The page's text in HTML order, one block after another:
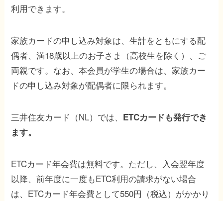
利用できます。
家族カードの申し込み対象は、生計をともにする配
偶者、満18歳以上のお子さま（高校生を除く）、ご
両親です。なお、本会員が学生の場合は、家族カー
ドの申し込み対象が配偶者に限られます。
三井住友カード（NL）では、 ETCカードも発行でき
ます。
ETCカード年会費は無料です。ただし、入会翌年度
以降、前年度に一度もETC利用の請求がない場合
は、ETCカード年会費として550円（税込）がかかり